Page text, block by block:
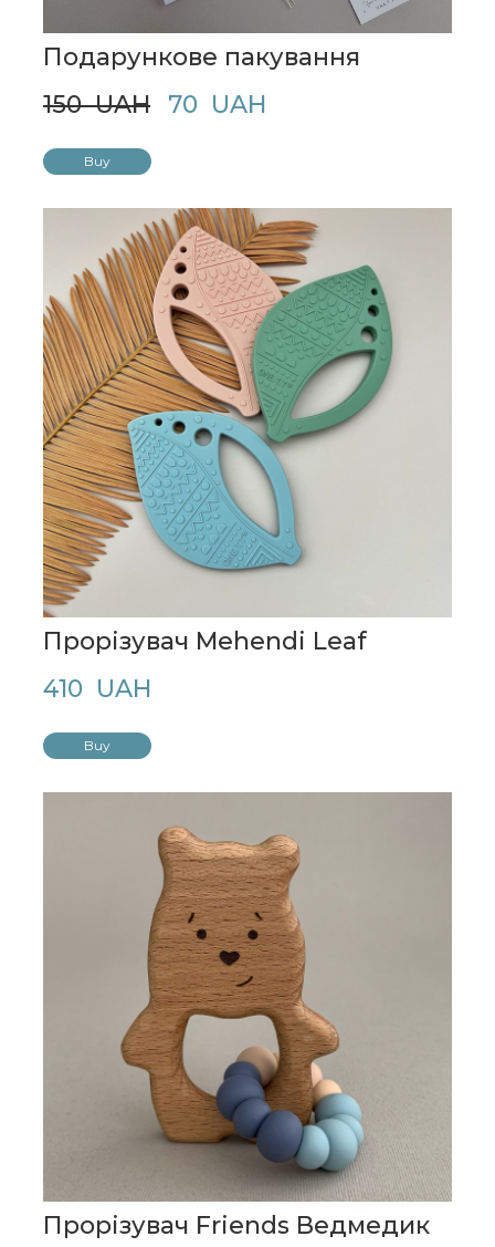
Подарункове пакування
150  UAH
70  UAH
Buy
Прорізувач Mehendi Leaf
410  UAH
Buy
Прорізувач Friends Ведмедик